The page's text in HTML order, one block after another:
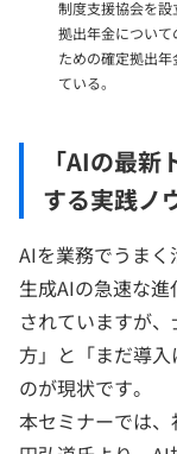
制度支援協会を
拠出年金につい
ための確定拠出
ている。
「AIの最
する実践ノ
AIを業務でうまく
生成AIの急速な
されていますが
方」と「まだ導
のが現状です。
本セミナーでは